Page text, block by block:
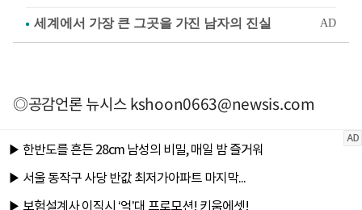
◎공감언론 뉴시스kshoon0663@newsis.com